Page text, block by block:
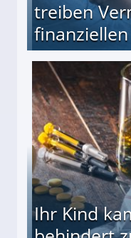
treiben
(34) in den
Ihr Kind